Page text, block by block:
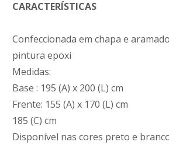
CARACTERÍSTICAS
Confeccionada em chapa e
pintura epoxi
Medidas:
Base : 195 (A) x 200 (L) cm
Frente: 155 (A) x 170 (L) cm
185 (C) cm
Disponível nas cores preto e